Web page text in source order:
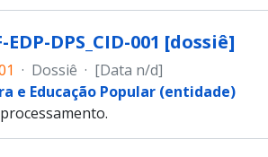
DPS_CID-001 [dossiê]
· Dossiê · [Data n/d]
e Educação Popular (entidade)